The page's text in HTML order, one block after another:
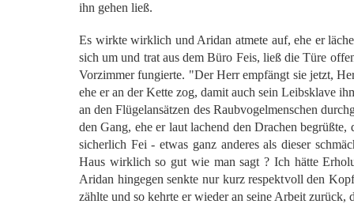
ihn gehen ließ.
Es wirkte wirklich und Aridan atmete auf, ehe er
sich um und trat aus dem Büro Feis, ließ die Türe
Vorzimmer fungierte. "Der Herr empfängt sie jetzt,
ehe er an der Kette zog, damit auch sein Leibsklave
an den Flügelansätzen des Raubvogelmenschen
den Gang, ehe er laut lachend den Drachen
sicherlich Fei - etwas ganz anderes als dieser
Haus wirklich so gut wie man sagt ? Ich hätte
Aridan hingegen senkte nur kurz respektvoll den
zählte und so kehrte er wieder an seine Arbeit zurück,